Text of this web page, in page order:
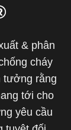
& phân
cháy
tưởng rằng
tới cho
yêu cầu